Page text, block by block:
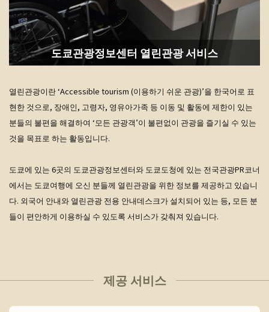
도쿄관광정보센터 열린관광 서비스
열린관광이란 ‘Accessible tourism (이용하기 쉬운 관광)’을 한국어로 표
현한 것으로, 장애인, 고령자, 영유아가족 등 이동 및 활동에 제한이 있는
분들의 불편을 해결하여 ‘모든 관광객’이 불편없이 관광을 즐기실 수 있는
것을 목표로 하는 활동입니다.
도쿄에 있는 6곳의 도쿄관광정보센터와 도쿄도청에 있는 전국관광PR코너
에서는 도쿄여행에 오신 분들께 열린관광을 위한 정보를 제공하고 있습니
다. 외국어 안내와 열린관광 전용 안내데스크가 설치되어 있는 등, 모든 분
들이 편안하게 이용하실 수 있도록 서비스가 갖춰져 있습니다.
제공 서비스